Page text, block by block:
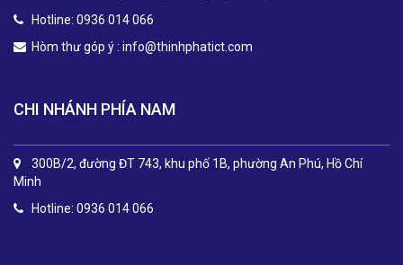
Hotline: 0936 014 066
Hòm thư góp ý : info@thinhphatict.com
CHI NHÁNH PHÍA NAM
300B/2, đường ĐT 743, khu phố 1B, phường An Phú, Hồ Chí
Minh
Hotline: 0936 014 066
.